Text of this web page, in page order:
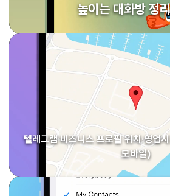
높이는 대화방 정
텔레그램 비즈니스 프로필 위치·영업
모바일)